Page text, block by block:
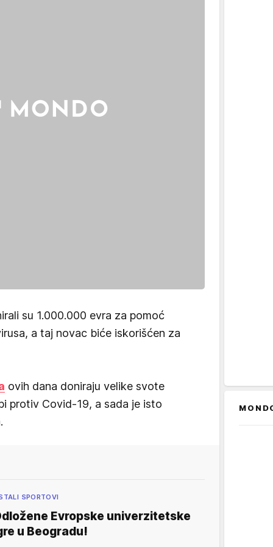
su 1.000.000 evra za pomoć
a taj novac biće iskorišćen za
ovih dana doniraju velike svote
protiv Covid-19, a sada je isto
SPORTOVI
Evropske univerzitetske
u Beogradu!